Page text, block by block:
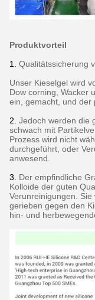
Produktvorteil
1. Qualitätssicherung
Unser Kieselgel wird
Dow corning, Wacker
ein, gemacht, und der
2. Jedoch werden die
schwach mit
Prozess wird nicht
durchgeführt, oder
anwesend.
3. Der empfindliche
Kolloide der guten
Verunreinigungen.
gerieben gegen den
hin- und